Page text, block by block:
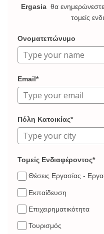
Ergasia θα ενημερώνεστε
τομείς
Ονοματεπώνυμο
Email*
Πόλη Κατοικίας*
Τομείς Ενδιαφέροντος*
Θέσεις Εργασίας -
Εκπαίδευση
Επιχειρηματικότητα
Τουρισμός